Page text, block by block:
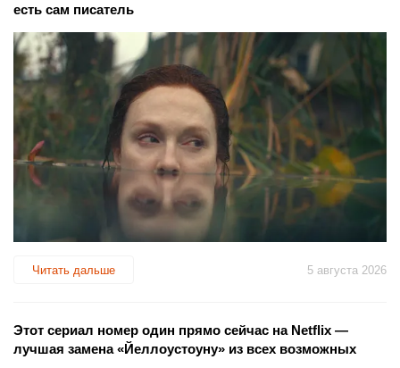
есть сам писатель
Читать дальше 5 августа 2026
Этот сериал номер один прямо сейчас на Netflix —
лучшая замена «Йеллоустоуну» из всех возможных